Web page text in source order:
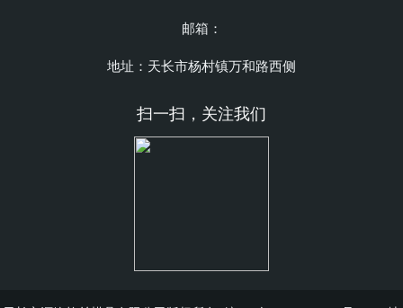
邮箱：
地址：天长市杨村镇万和路西侧
扫一扫，关注我们